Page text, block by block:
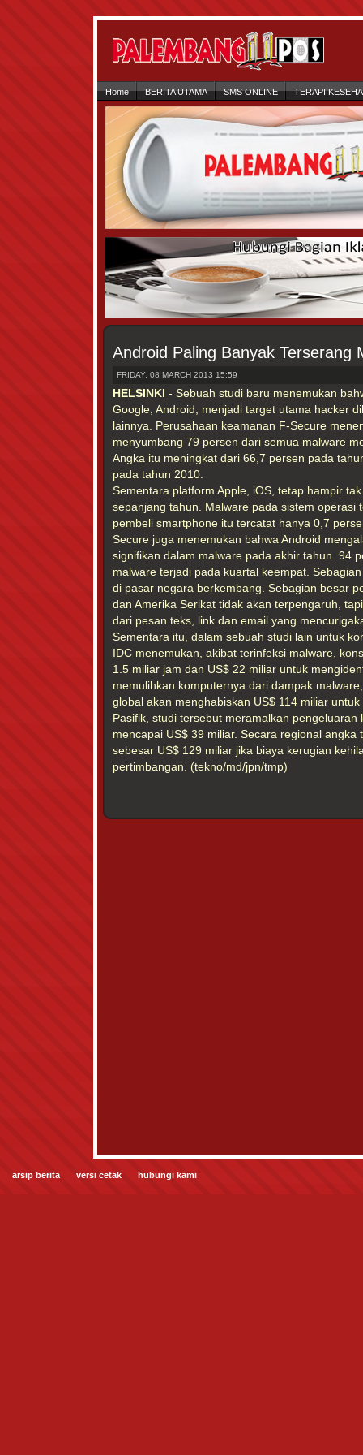
Home BERITA UTAMA SMS ONLINE TERAPI
Android Paling Banyak Terserang
FRIDAY, 08 MARCH 2013 15:59
HELSINKI - Sebuah studi baru menemukan
Google, Android, menjadi target utama hacker
lainnya. Perusahaan keamanan F-Secure
menyumbang 79 persen dari semua malware
Angka itu meningkat dari 66,7 persen pada
pada tahun 2010.
Sementara platform Apple, iOS, tetap hampir
sepanjang tahun. Malware pada sistem operasi
pembeli smartphone itu tercatat hanya 0,7
Secure juga menemukan bahwa Android
signifikan dalam malware pada akhir tahun. 94
malware terjadi pada kuartal keempat.
di pasar negara berkembang. Sebagian besar
dan Amerika Serikat tidak akan terpengaruh,
dari pesan teks, link dan email yang
Sementara itu, dalam sebuah studi lain untuk
IDC menemukan, akibat terinfeksi malware,
1.5 miliar jam dan US$ 22 miliar untuk
memulihkan komputernya dari dampak
global akan menghabiskan US$ 114 miliar
Pasifik, studi tersebut meramalkan pengeluaran
mencapai US$ 39 miliar. Secara regional angka
sebesar US$ 129 miliar jika biaya kerugian
pertimbangan. (tekno/md/jpn/tmp)
arsip berita versi cetak hubungi kami